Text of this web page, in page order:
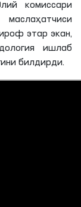
комиссари
этар экан,
ишлаб
билдирди.